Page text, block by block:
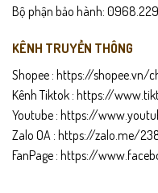
Bộ phận bảo hành:
KÊNH TRUYỀN THÔNG
Shopee : https://shopee.vn/
Kênh Tiktok : https://
Youtube : https://
Zalo OA : https://zalo.me/
FanPage : https://